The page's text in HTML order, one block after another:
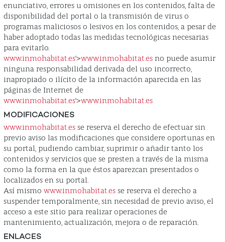
enunciativo, errores u omisiones en los contenidos, falta de
disponibilidad del portal o la transmisión de virus o
programas maliciosos o lesivos en los contenidos, a pesar de
haber adoptado todas las medidas tecnológicas necesarias
para evitarlo.
www.inmohabitat.es'>www.inmohabitat.esno puede asumir
ninguna responsabilidad derivada del uso incorrecto,
inapropiado o ilícito de la información aparecida en las
páginas de Internet de
www.inmohabitat.es'>www.inmohabitat.es
MODIFICACIONES
www.inmohabitat.esse reserva el derecho de efectuar sin
previo aviso las modificaciones que considere oportunas en
su portal, pudiendo cambiar, suprimir o añadir tanto los
contenidos y servicios que se presten a través de la misma
como la forma en la que éstos aparezcan presentados o
localizados en su portal.
Así mismo www.inmohabitat.esse reserva el derecho a
suspender temporalmente, sin necesidad de previo aviso, el
acceso a este sitio para realizar operaciones de
mantenimiento, actualización, mejora o de reparación.
ENLACES